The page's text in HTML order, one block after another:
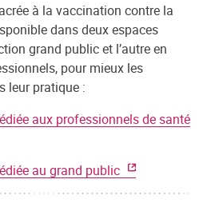
à la vaccination contre la
dans deux espaces
grand public et l’autre en
pour mieux les
leur pratique :
aux professionnels de santé
au grand public